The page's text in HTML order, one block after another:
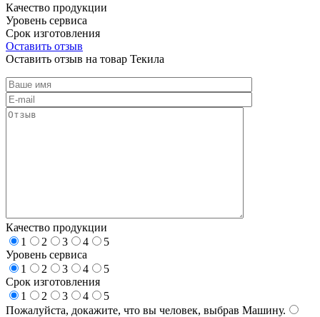
Качество продукции
Уровень сервиса
Срок изготовления
Оставить отзыв
Оставить отзыв на товар Текила
Качество продукции
1
2 3 4
5
Уровень сервиса
1
2 3 4
5
Срок изготовления
1
2 3 4
5
Пожалуйста, докажите, что вы человек, выбрав Машину.